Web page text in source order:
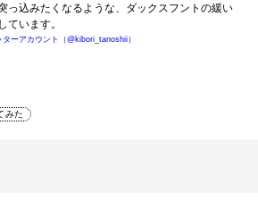
っ込みたくなるような、ダックスフントの緩い
ています。
ターアカウント（@kibori_tanoshii）
みた